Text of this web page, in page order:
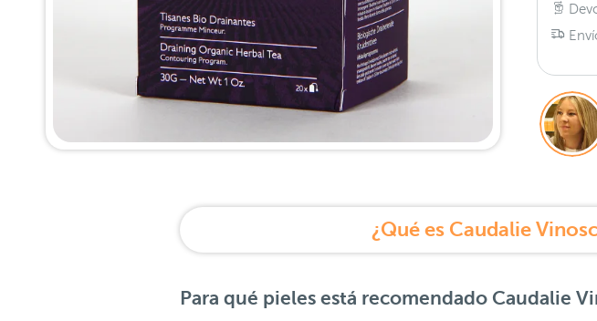
¿Qué es Caudalie
Para qué pieles está recomendado Caudalie